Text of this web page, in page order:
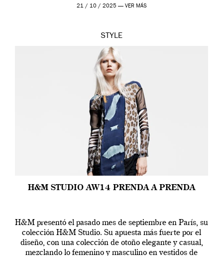
21 / 10 / 2025 — VER MÁS
STYLE
H&M STUDIO AW14 PRENDA A PRENDA
H&M presentó el pasado mes de septiembre en París, su
colección H&M Studio. Su apuesta más fuerte por el
diseño, con una colección de otoño elegante y casual,
mezclando lo femenino y masculino en vestidos de